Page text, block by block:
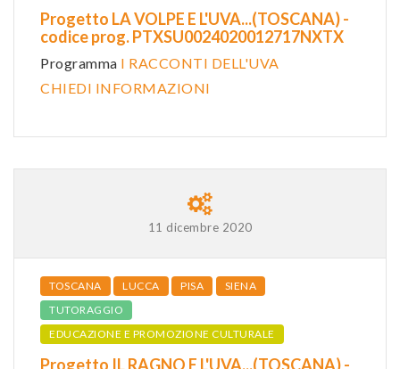
Progetto LA VOLPE E L'UVA...(TOSCANA) -
codice prog. PTXSU0024020012717NXTX
Programma I RACCONTI DELL'UVA
CHIEDI INFORMAZIONI
11 dicembre 2020
TOSCANA LUCCA PISA
SIENA
TUTORAGGIO
EDUCAZIONE E PROMOZIONE CULTURALE
Progetto IL RAGNO E L'UVA...(TOSCANA) -